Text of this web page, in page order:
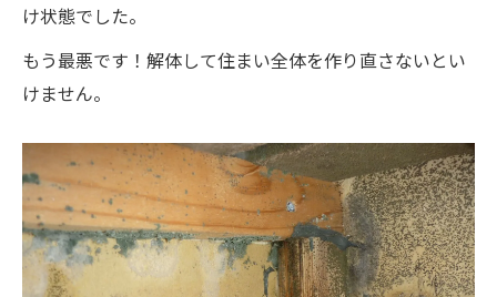
け状態でした。
もう最悪です！解体して住まい全体を作り直さないとい
けません。